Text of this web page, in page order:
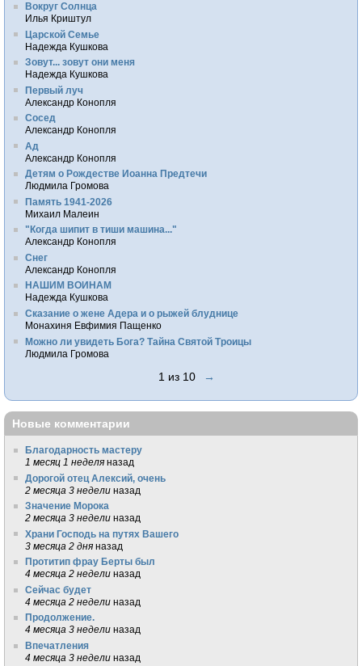
Вокруг Солнца
Илья Криштул
Царской Семье
Надежда Кушкова
Зовут... зовут они меня
Надежда Кушкова
Первый луч
Александр Конопля
Сосед
Александр Конопля
Ад
Александр Конопля
Детям о Рождестве Иоанна Предтечи
Людмила Громова
Память 1941-2026
Михаил Малеин
"Когда шипит в тиши машина..."
Александр Конопля
Снег
Александр Конопля
НАШИМ ВОИНАМ
Надежда Кушкова
Сказание о жене Адера и о рыжей блуднице
Монахиня Евфимия Пащенко
Можно ли увидеть Бога? Тайна Святой Троицы
Людмила Громова
1 из 10 →
Новые комментарии
Благодарность мастеру
1 месяц 1 неделя назад
Дорогой отец Алексий, очень
2 месяца 3 недели назад
Значение Морока
2 месяца 3 недели назад
Храни Господь на путях Вашего
3 месяца 2 дня назад
Протитип фрау Берты был
4 месяца 2 недели назад
Сейчас будет
4 месяца 2 недели назад
Продолжение.
4 месяца 3 недели назад
Впечатления
4 месяца 3 недели назад